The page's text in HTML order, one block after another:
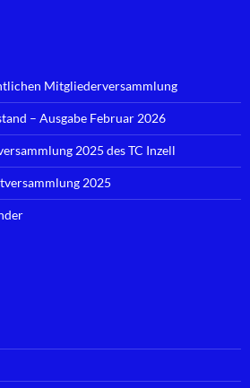
Mitgliederversammlung
– Ausgabe Februar 2026
2025 des TC Inzell
2025